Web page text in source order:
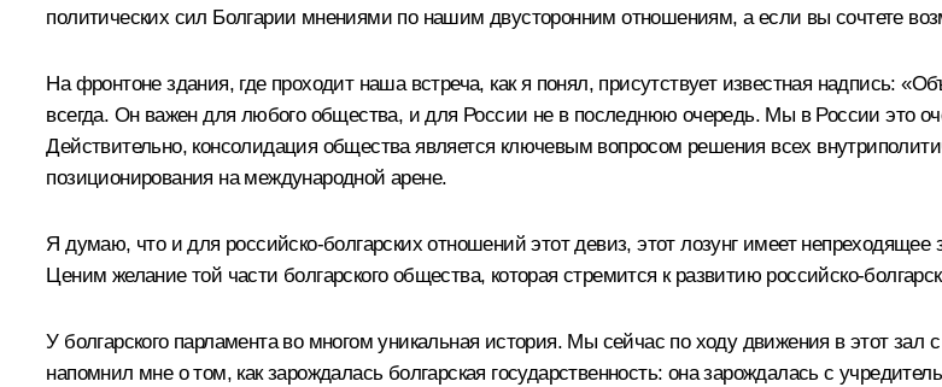
политических сил Болгарии мнениями по нашим двусторонним отношениям, а если вы сочтете
На фронтоне здания, где проходит наша встреча, как я понял, присутствует известная надпись:
всегда. Он важен для любого общества, и для России не в последнюю очередь. Мы в России это
Действительно, консолидация общества является ключевым вопросом решения всех
позиционирования на международной арене.
Я думаю, что и для российско-болгарских отношений этот девиз, этот лозунг имеет
Ценим желание той части болгарского общества, которая стремится к развитию российско-
У болгарского парламента во многом уникальная история. Мы сейчас по ходу движения в этот
напомнил мне о том, как зарождалась болгарская государственность: она зарождалась с